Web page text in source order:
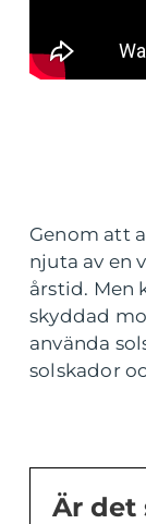
Genom att
njuta av en
årstid. Men
skyddad
använda
solskador
Är det